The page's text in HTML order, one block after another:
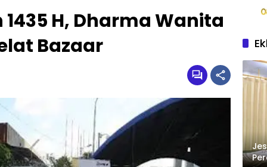
H, Dharma Wanita
Bazaar